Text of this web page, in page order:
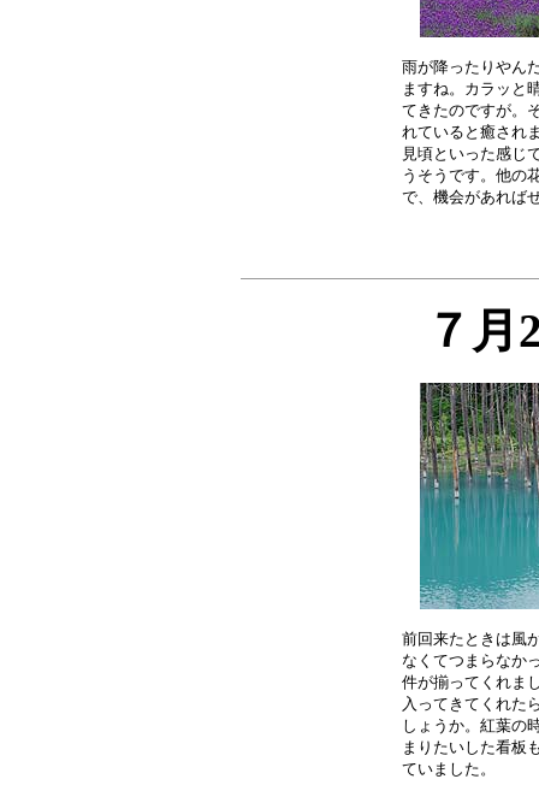
雨が降ったりやん
ますね。カラッと
てきたのですが。
れていると癒され
見頃といった感じ
うそうです。他の
７月
前回来たときは風
なくてつまらなか
件が揃ってくれま
入ってきてくれた
しょうか。紅葉の
まりたいした看板